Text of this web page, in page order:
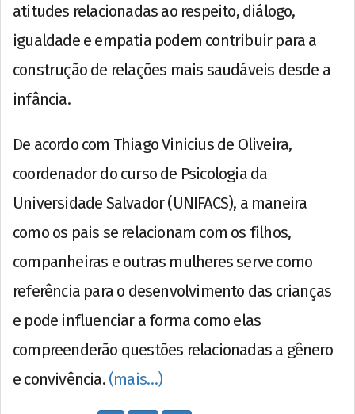
atitudes relacionadas ao respeito, diálogo,
igualdade e empatia podem contribuir para a
construção de relações mais saudáveis desde a
infância.
De acordo com Thiago Vinicius de Oliveira,
coordenador do curso de Psicologia da
Universidade Salvador (UNIFACS), a maneira
como os pais se relacionam com os filhos,
companheiras e outras mulheres serve como
referência para o desenvolvimento das crianças
e pode influenciar a forma como elas
compreenderão questões relacionadas a gênero
e convivência. (mais…)